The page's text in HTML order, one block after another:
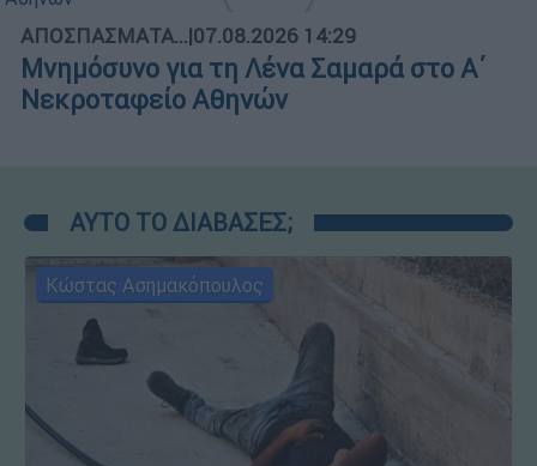
ΑΠΟΣΠΑΣΜΑΤΑ...|07.08.2026 14:29
Μνημόσυνο για τη Λένα Σαμαρά στο Α΄
Νεκροταφείο Αθηνών
ΑΥΤΟ ΤΟ ΔΙΑΒΑΣΕΣ;
Κώστας Ασημακόπουλος